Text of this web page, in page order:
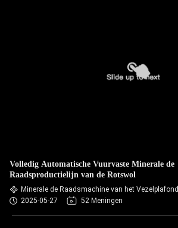
Volledig Automatische Vuurvaste Minerale de
Raadsproductielijn van de Rotswol
Minerale de Raadsmachine van het Vezelplafond
2025-05-27
52 Meningen